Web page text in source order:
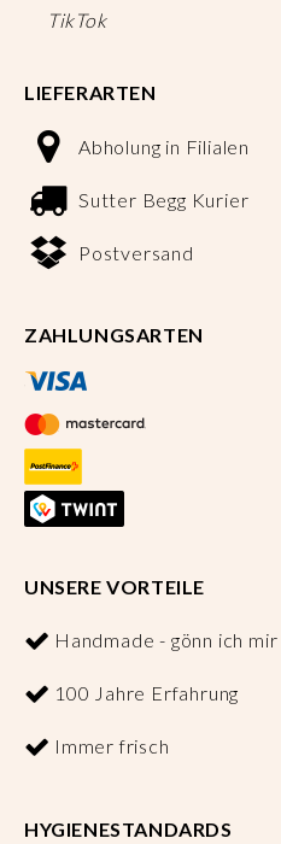
TikTok
LIEFERARTEN
Abholung in Filialen
Sutter Begg Kurier
Postversand
ZAHLUNGSARTEN
UNSERE VORTEILE
Handmade - gönn ich mir
100 Jahre Erfahrung
Immer frisch
HYGIENESTANDARDS